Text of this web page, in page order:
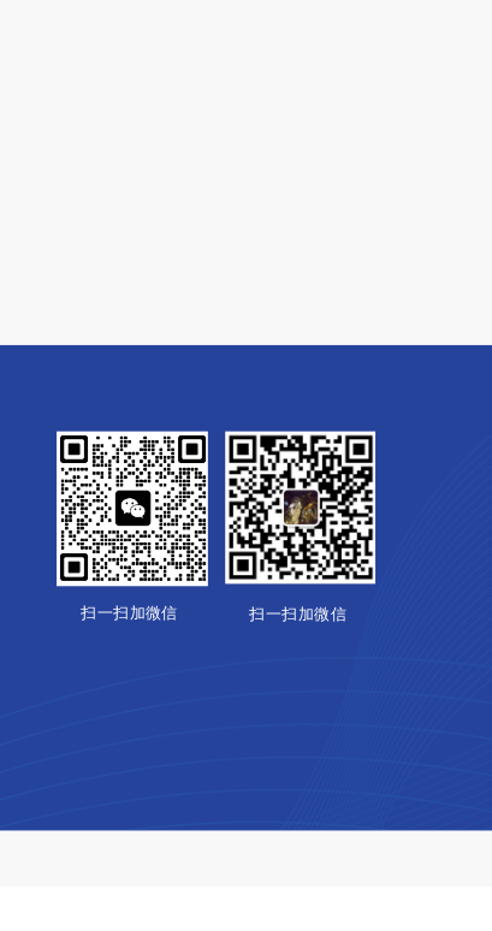
扫一扫加微信
扫一扫加微信